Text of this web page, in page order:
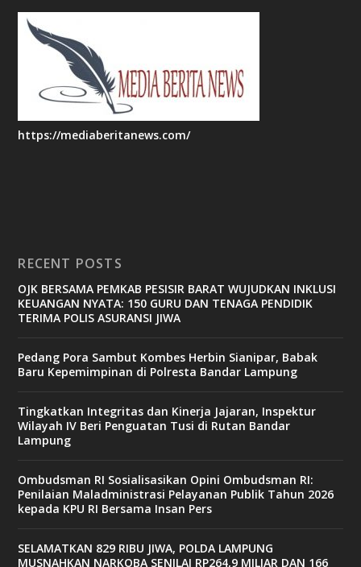
https://mediaberitanews.com/
RECENT POSTS
OJK BERSAMA PEMKAB PESISIR BARAT WUJUDKAN INKLUSI
KEUANGAN NYATA: 150 GURU DAN TENAGA PENDIDIK
TERIMA POLIS ASURANSI JIWA
Pedang Pora Sambut Kombes Herbin Sianipar, Babak
Baru Kepemimpinan di Polresta Bandar Lampung
Tingkatkan Integritas dan Kinerja Jajaran, Inspektur
Wilayah IV Beri Penguatan Tusi di Rutan Bandar
Lampung
Ombudsman RI Sosialisasikan Opini Ombudsman RI:
Penilaian Maladministrasi Pelayanan Publik Tahun 2026
kepada KPU RI Bersama Insan Pers
SELAMATKAN 829 RIBU JIWA, POLDA LAMPUNG
MUSNAHKAN NARKOBA SENILAI RP264,9 MILIAR DAN 166